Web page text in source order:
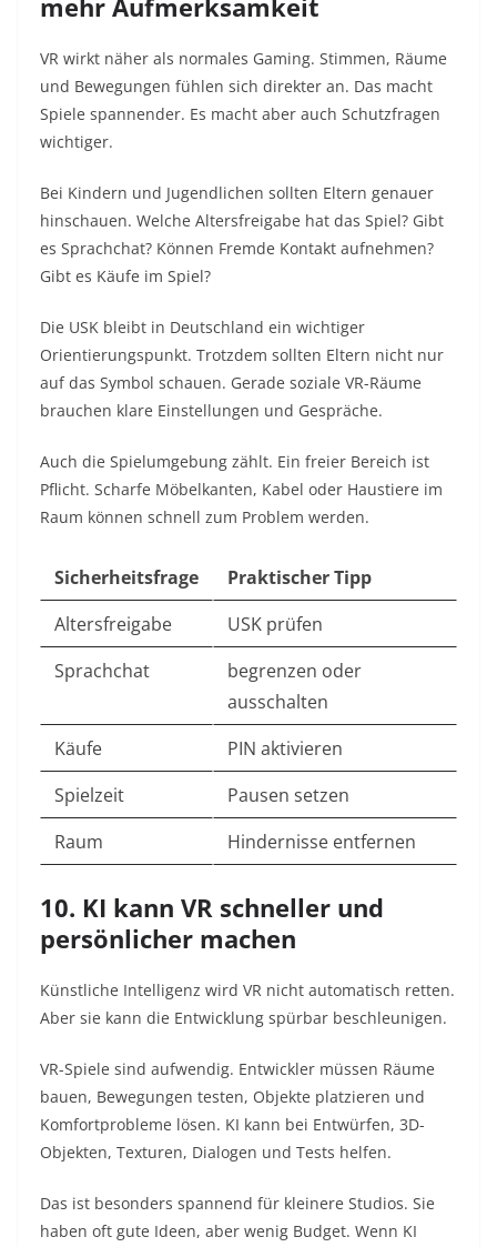
mehr Aufmerksamkeit
VR wirkt näher als normales Gaming. Stimmen, Räume
und Bewegungen fühlen sich direkter an. Das macht
Spiele spannender. Es macht aber auch Schutzfragen
wichtiger.
Bei Kindern und Jugendlichen sollten Eltern genauer
hinschauen. Welche Altersfreigabe hat das Spiel? Gibt
es Sprachchat? Können Fremde Kontakt aufnehmen?
Gibt es Käufe im Spiel?
Die USK bleibt in Deutschland ein wichtiger
Orientierungspunkt. Trotzdem sollten Eltern nicht nur
auf das Symbol schauen. Gerade soziale VR-Räume
brauchen klare Einstellungen und Gespräche.
Auch die Spielumgebung zählt. Ein freier Bereich ist
Pflicht. Scharfe Möbelkanten, Kabel oder Haustiere im
Raum können schnell zum Problem werden.
Sicherheitsfrage
Praktischer Tipp
Altersfreigabe
USK prüfen
Sprachchat
begrenzen oder
ausschalten
Käufe
PIN aktivieren
Spielzeit
Pausen setzen
Raum
Hindernisse entfernen
10. KI kann VR schneller und
persönlicher machen
Künstliche Intelligenz wird VR nicht automatisch retten.
Aber sie kann die Entwicklung spürbar beschleunigen.
VR-Spiele sind aufwendig. Entwickler müssen Räume
bauen, Bewegungen testen, Objekte platzieren und
Komfortprobleme lösen. KI kann bei Entwürfen, 3D-
Objekten, Texturen, Dialogen und Tests helfen.
Das ist besonders spannend für kleinere Studios. Sie
haben oft gute Ideen, aber wenig Budget. Wenn KI